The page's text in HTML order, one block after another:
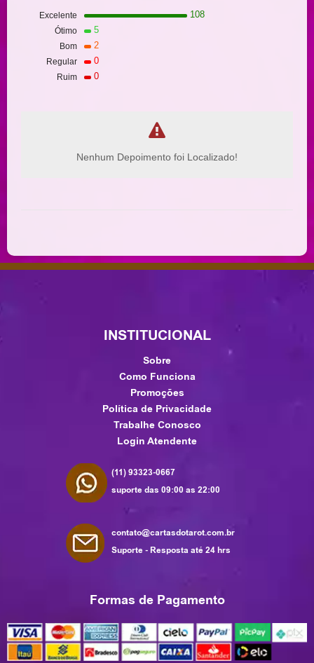
Excelente 108
Ótimo 5
Bom 2
Regular 0
Ruim 0
Nenhum Depoimento foi Localizado!
INSTITUCIONAL
Sobre
Como Funciona
Promoções
Política de Privacidade
Trabalhe Conosco
Login Atendente
(11) 93323-0667
suporte das 09:00 as 22:00
contato@cartasdotarot.com.br
Suporte - Resposta até 24 hrs
Formas de Pagamento